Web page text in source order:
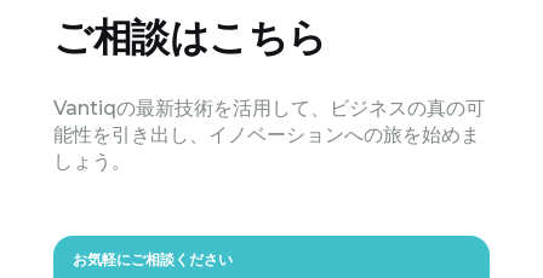
ご相談はこちら
Vantiqの最新技術を活用して、ビジネスの真の可
能性を引き出し、イノベーションへの旅を始めま
しょう。
お気軽にご相談ください